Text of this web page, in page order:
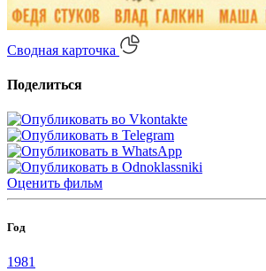
Сводная карточка
Поделиться
Оценить фильм
Год
1981